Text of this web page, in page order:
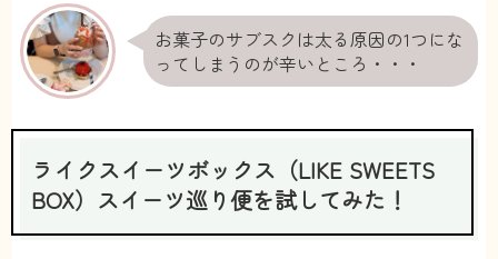
お菓子のサブスクは太る原因の1つにな
ってしまうのが辛いところ・・・
ライクスイーツボックス（LIKE SWEETS
BOX）スイーツ巡り便を試してみた！